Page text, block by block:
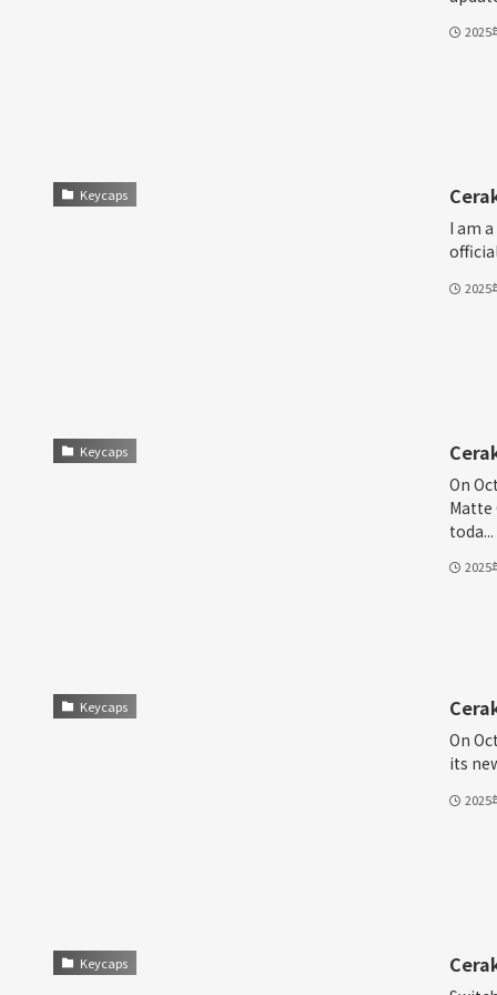
2025
Keycaps
I am
2025
Keycaps
On
Matte
toda...
2025
Keycaps
On
its
2025
Keycaps